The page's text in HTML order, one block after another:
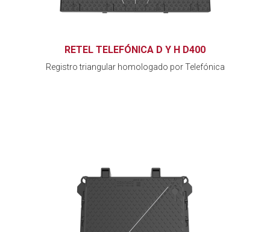
RETEL TELEFÓNICA D Y H D400
Registro triangular homologado por Telefónica